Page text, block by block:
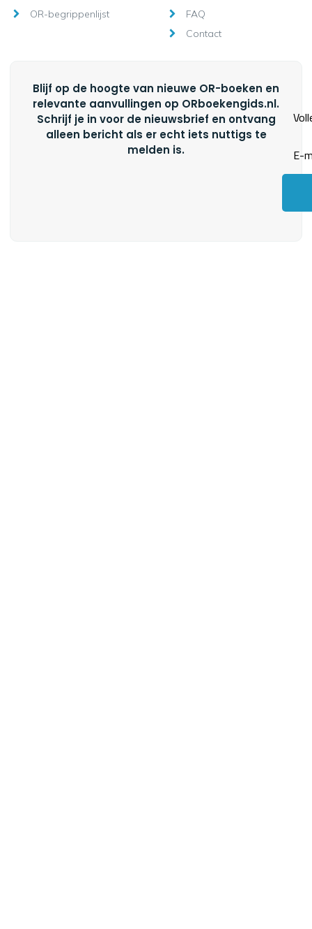
OR-begrippenlijst
FAQ
Contact
Blijf op de hoogte van nieuwe OR-boeken en
relevante aanvullingen op ORboekengids.nl.
Schrijf je in voor de nieuwsbrief en ontvang
alleen bericht als er echt iets nuttigs te
melden is.